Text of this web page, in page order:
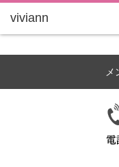
メ